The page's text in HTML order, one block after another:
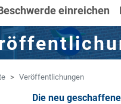
einreichen
Veröffentlichungen
Die neu